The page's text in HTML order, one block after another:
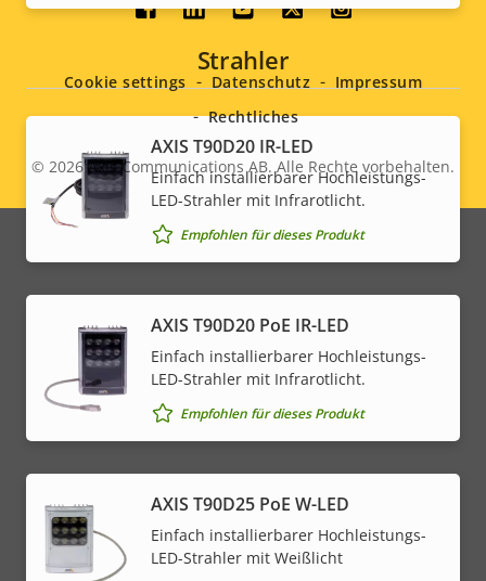
Strahler
AXIS T90D20 IR-LED
Einfach installierbarer Hochleistungs-
LED-Strahler mit Infrarotlicht.
Empfohlen für dieses Produkt
AXIS T90D20 PoE IR-LED
Einfach installierbarer Hochleistungs-
LED-Strahler mit Infrarotlicht.
Empfohlen für dieses Produkt
AXIS T90D25 PoE W-LED
Einfach installierbarer Hochleistungs-
LED-Strahler mit Weißlicht
Social
menu
Legal
menu
© 2026Axis Communications AB. Alle Rechte vorbehalten.
Cookie settings Datenschutz
Impressum
Rechtliches